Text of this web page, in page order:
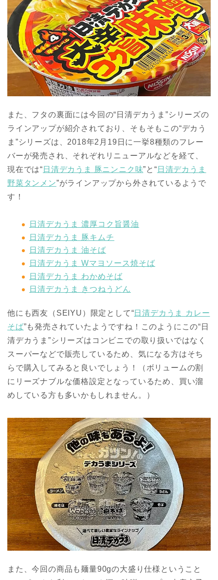
また、フタの裏面には今回の“日清デカうま”シリーズの
ラインアップが紹介されており、そもそもこの“デカう
ま”シリーズは、2018年2月19日に一挙8種類のフレー
バーが発売され、それぞれリニューアルなどを経て、
現在では“ 日清デカうま 豚ニンニク味”と“ 日清デカうま
野菜タンメン”がラインアップから外されているようで
す！
日清デカうま 濃厚コク旨醤油
日清デカうま 豚キムチ
日清デカうま 油そば
日清デカうま Wマヨソース焼そば
日清デカうま わかめそば
日清デカうま きつねうどん
他にも西友（ SEIYU ）限定として“日清デカうま カレー
そば”も発売されていたようですね！このようにこの“日
清デカうま”シリーズはコンビニでの取り扱いではなく
スーパーなどで販売しているため、気になる方はそち
らで購入してみると良いでしょう！（ボリュームの割
にリーズナブルな価格設定となっているため、買い溜
めしている方も多いかもしれません。）
また、今回の商品も麺量90gの大盛り仕様ということ